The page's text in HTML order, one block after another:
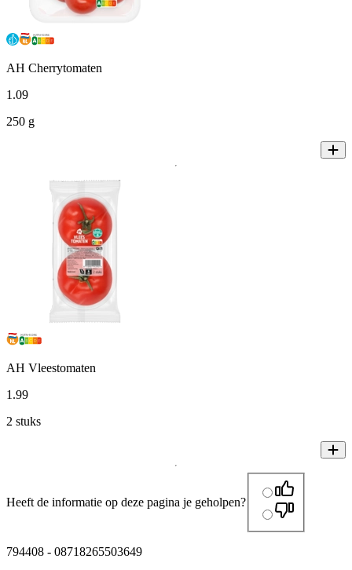
AH Cherrytomaten
1 .09
250 g
AH Vleestomaten
1 .99
2 stuks
Heeft de informatie op deze pagina je geholpen?
794408 - 08718265503649